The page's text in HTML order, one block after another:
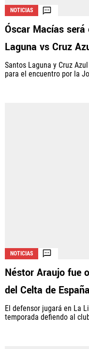
NOTICIAS
Óscar Macías
Laguna vs Cruz
Santos Laguna y Cruz
para el encuentro por la
NOTICIAS
Néstor Araujo fue
del Celta de España
El defensor jugará en La
temporada defiendo al